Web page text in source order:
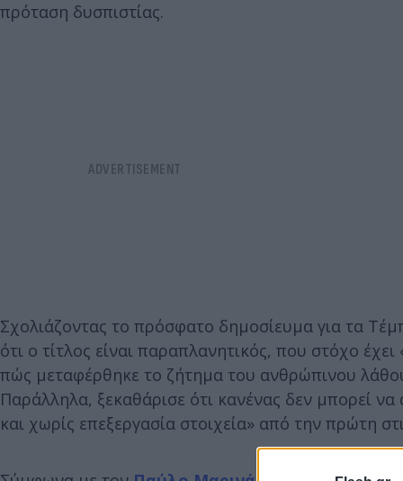
πρόταση δυσπιστίας.
Σχολιάζοντας το πρόσφατο δημοσίευμα για τα
ότι ο τίτλος είναι παραπλανητικός, που στόχο
πώς μεταφέρθηκε το ζήτημα του ανθρώπινου
Παράλληλα, ξεκαθάρισε ότι κανένας δεν μπορεί
και χωρίς επεξεργασία στοιχεία» από την πρώτη